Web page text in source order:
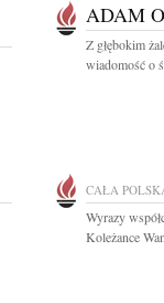
ADAM
Z głębokim
wiadomość o
CAŁA
Wyrazy
Koleżance